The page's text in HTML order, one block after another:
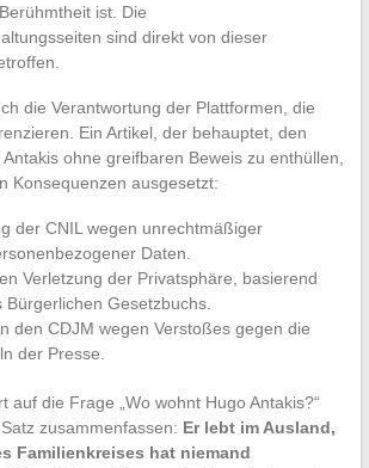
ist. Die
sind direkt von dieser
die Verantwortung der Plattformen, die
Ein Artikel, der behauptet, den
ohne greifbaren Beweis zu enthüllen,
Konsequenzen ausgesetzt:
der CNIL wegen unrechtmäßiger
Daten.
Verletzung der Privatsphäre, basierend
Bürgerlichen Gesetzbuchs.
den CDJM wegen Verstoßes gegen die
der Presse.
auf die Frage „Wo wohnt Hugo Antakis?“
zusammenfassen: Er lebt im Ausland,
Familienkreises hat niemand